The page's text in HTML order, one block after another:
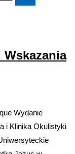
Wydanie
i Klinika Okulistyki